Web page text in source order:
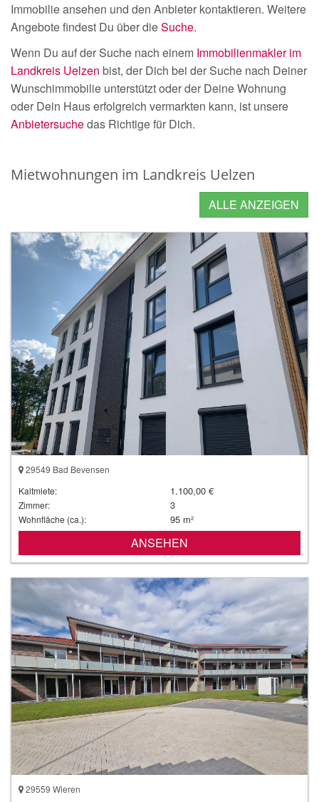
Immobilie ansehen und den Anbieter kontaktieren. Weitere
Angebote findest Du über dieSuche.
Wenn Du auf der Suche nach einem Immobilienmakler im
Landkreis Uelzen bist, der Dich bei der Suche nach Deiner
Wunschimmobilie unterstützt oder der Deine Wohnung
oder Dein Haus erfolgreich vermarkten kann, ist unsere
Anbietersuchedas Richtige für Dich.
Mietwohnungen im Landkreis Uelzen
ALLE ANZEIGEN
29549 Bad Bevensen
Kaltmiete:
1.100,00 €
Zimmer: 3
Wohnfläche (ca.): 95 m²
ANSEHEN
29559 Wieren